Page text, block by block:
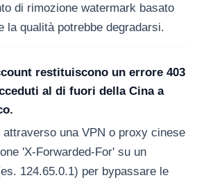
di rimozione watermark basato
la qualità potrebbe degradarsi.
restituiscono un errore 403
al di fuori della Cina a
attraverso una VPN o proxy cinese
'X-Forwarded-For' su un
124.65.0.1) per bypassare le